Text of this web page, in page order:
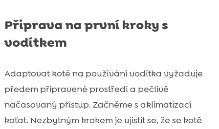
Připrava na první kroky s
vodítkem
Adaptovat kotě na používání vodítka vyžaduje
předem připravené prostředí a pečlivě
načasovaný přístup. Začněme s aklimatizací
koťat. Nezbytným krokem je ujistit se, že se kotě